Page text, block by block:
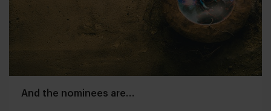
And the nominees are…